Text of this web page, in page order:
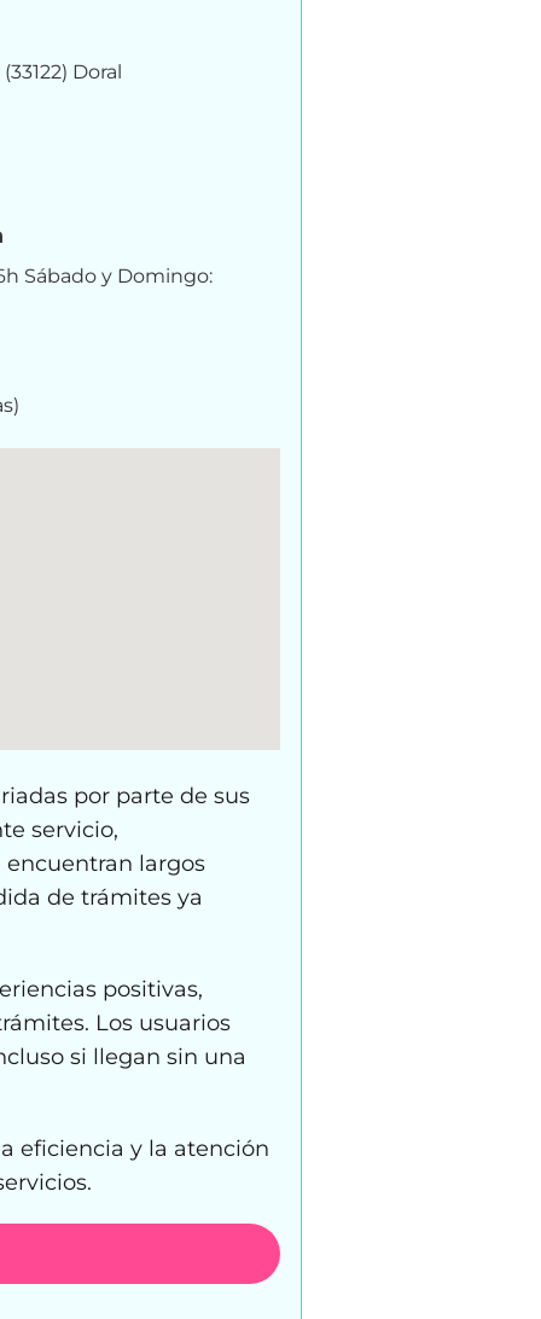
Doral
Sábado y Domingo:
por parte de sus
servicio,
largos
de trámites ya
positivas,
Los usuarios
si llegan sin una
eficiencia y la atención